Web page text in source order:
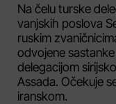
Na čelu turske
vanjskih poslova
ruskim
odvojene
delegacijom
Assada. Očekuje
iranskom.